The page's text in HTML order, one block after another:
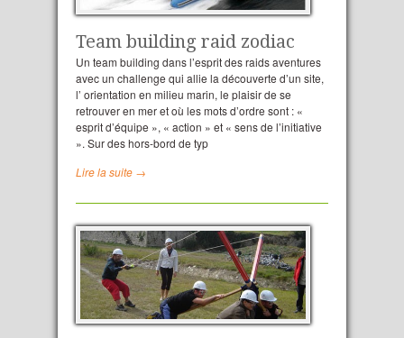
Team building raid zodiac
Un team building dans l’esprit des raids aventures
avec un challenge qui allie la découverte d’un site,
l’ orientation en milieu marin, le plaisir de se
retrouver en mer et où les mots d’ordre sont : «
esprit d’équipe », « action » et « sens de l’initiative
». Sur des hors-bord de typ
Lire la suite →